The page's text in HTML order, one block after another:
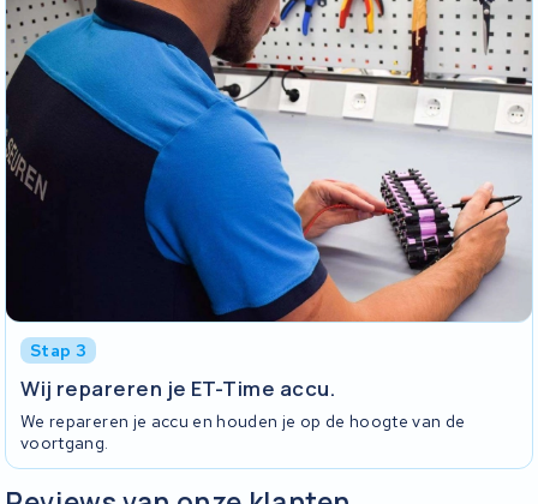
Stap 3
Wij repareren je ET-Time accu.
We repareren je accu en houden je op de hoogte van de
voortgang.